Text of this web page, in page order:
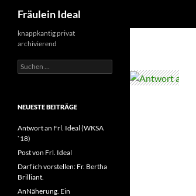
Inhalt
springen
Fräulein Ideal
knappkantig privat
archivierend
Suchen
nach:
NEUESTE BEITRÄGE
Antwort an Frl. Ideal (WKSA
`18)
Post von Frl. Ideal
Darf ich vorstellen: Fr. Bertha
Brilliant.
AnNäherung. Ein